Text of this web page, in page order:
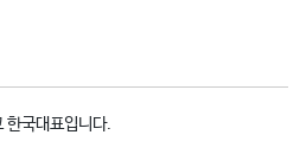
한국대표입니다.